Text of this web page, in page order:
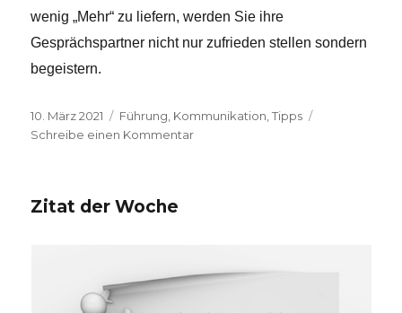
wenig „Mehr“ zu liefern, werden Sie ihre
Gesprächspartner nicht nur zufrieden stellen sondern
begeistern.
Veröffentlicht
am
10. März 2021 Kategorien
Führung Kommunikation ,Tipps
Schreibe einen Kommentar
Zitat der Woche